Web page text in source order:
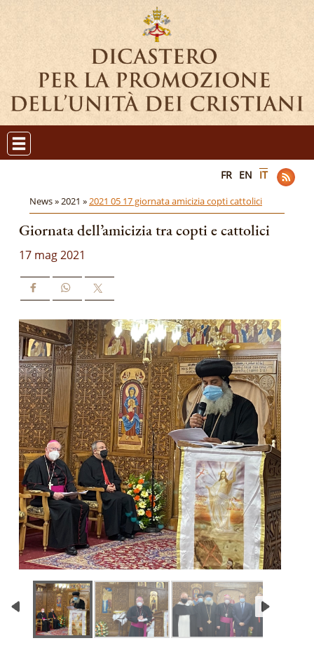
FR EN IT
News »2021 »2021 05 17 giornata amicizia copti cattolici
Giornata dell’amicizia tra copti e cattolici
17 mag 2021